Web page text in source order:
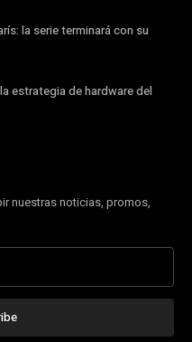
la serie terminará con su
estrategia de hardware del
nuestras noticias, promos,